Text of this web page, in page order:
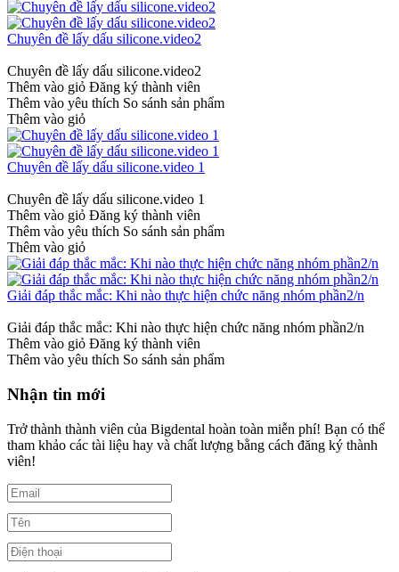
Chuyên đề lấy dấu silicone.video2
Chuyên đề lấy dấu silicone.video2
Thêm vào giỏ Đăng ký thành viên
Thêm vào yêu thích So sánh sản phẩm
Thêm vào giỏ
Chuyên đề lấy dấu silicone.video 1
Chuyên đề lấy dấu silicone.video 1
Thêm vào giỏ Đăng ký thành viên
Thêm vào yêu thích So sánh sản phẩm
Thêm vào giỏ
Giải đáp thắc mắc: Khi nào thực hiện chức năng nhóm phần2/n
Giải đáp thắc mắc: Khi nào thực hiện chức năng nhóm phần2/n
Thêm vào giỏ Đăng ký thành viên
Thêm vào yêu thích So sánh sản phẩm
Nhận tin mới
Trở thành thành viên của Bigdental hoàn toàn miễn phí! Bạn có thể
tham khảo các tài liệu hay và chất lượng bằng cách đăng ký thành
viên!